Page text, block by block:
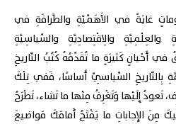
غايَةً في الأَهَمِّيَّةِ والطَّرافَةِ في
والعِلْمِيَّةِ والِاقْتِصادِيَّةِ والسِّياسِيَّةِ
في أَحْيانٍ كَثيرَةٍ ما تُقَدِّمُهُ كُتُبُ التّاريخِ
بِالتّاريخِ السِّياسِيِّ أَساسًا، فَفي تِلْكَ
تَعودُ إِلَيْها وَتَغْرِفُ مِنْها ما تَشاء، تَطْرَحُ
مِنَ الإِجاباتِ ما يَفْتَحُ أَمامَكَ مَواضيعَ